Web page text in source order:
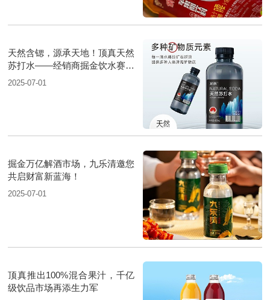
天然含锶，源承天地！顶真天然
苏打水——经销商掘金饮水赛道
的“矿藏级”机遇！
2025-07-01
掘金万亿解酒市场，九乐清邀您
共启财富新蓝海！
2025-07-01
顶真推出100%混合果汁，千亿
级饮品市场再添生力军